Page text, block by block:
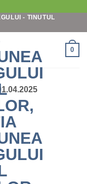
- TINUTUL
0